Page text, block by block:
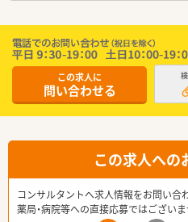
この求人に
問い合わせる
この求人への
コンサルタントへ求人情報をお問い合
薬局・病院等への直接応募ではございま